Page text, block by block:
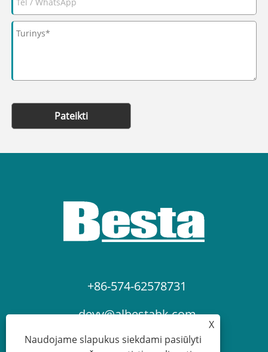
Pateikti
+86-574-62578731
devy@albestahk.com
X
Naudojame slapukus siekdami pasiūlyti